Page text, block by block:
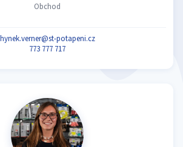
Obchod
hynek.verner@st-potapeni.cz
773 777 717